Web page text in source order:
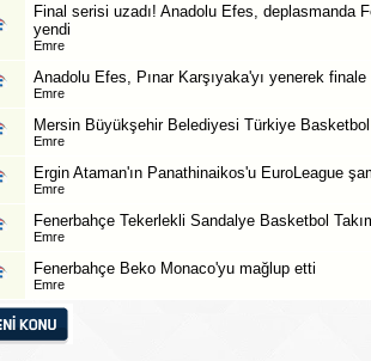
Final serisi uzadı! Anadolu Efes, deplasmanda
yendi
Emre
Anadolu Efes, Pınar Karşıyaka'yı yenerek finale
Emre
Mersin Büyükşehir Belediyesi Türkiye
Emre
Ergin Ataman'ın Panathinaikos'u EuroLeague
Emre
Fenerbahçe Tekerlekli Sandalye Basketbol
Emre
Fenerbahçe Beko Monaco'yu mağlup etti
Emre